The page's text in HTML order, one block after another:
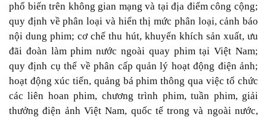
phổ biến trên không gian mạng và tại địa điểm công cộng;
quy định về phân loại và hiển thị mức phân loại, cảnh báo
nội dung phim; cơ chế thu hút, khuyến khích sản xuất, ưu
đãi đoàn làm phim nước ngoài quay phim tại Việt Nam;
quy định cụ thể về phân cấp quản lý hoạt động điện ảnh;
hoạt động xúc tiến, quảng bá phim thông qua việc tổ chức
các liên hoan phim, chương trình phim, tuần phim, giải
thưởng điện ảnh Việt Nam, quốc tế trong và ngoài nước,